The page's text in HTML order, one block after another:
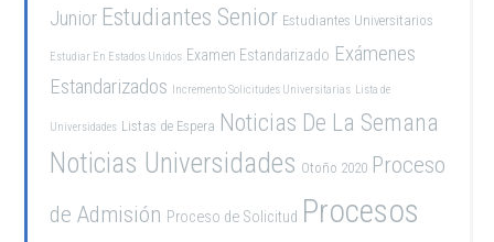
Junior Estudiantes Senior Estudiantes Universitarios
Estudiar En Estados Unidos Examen Estandarizado Exámenes
Estandarizados Incremento Solicitudes Universitarias Lista de
Universidades Listas de Espera Noticias De La Semana
Noticias Universidades Otoño 2020 Proceso
de Admisión Proceso de Solicitud Procesos